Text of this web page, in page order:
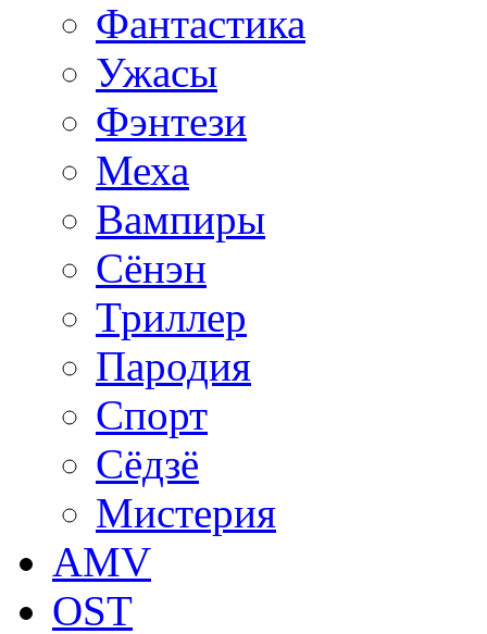
Фантастика
Ужасы
Фэнтези
Меха
Вампиры
Сёнэн
Триллер
Пародия
Спорт
Сёдзё
Мистерия
AMV
OST